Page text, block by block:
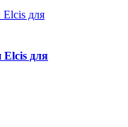
Elcis для